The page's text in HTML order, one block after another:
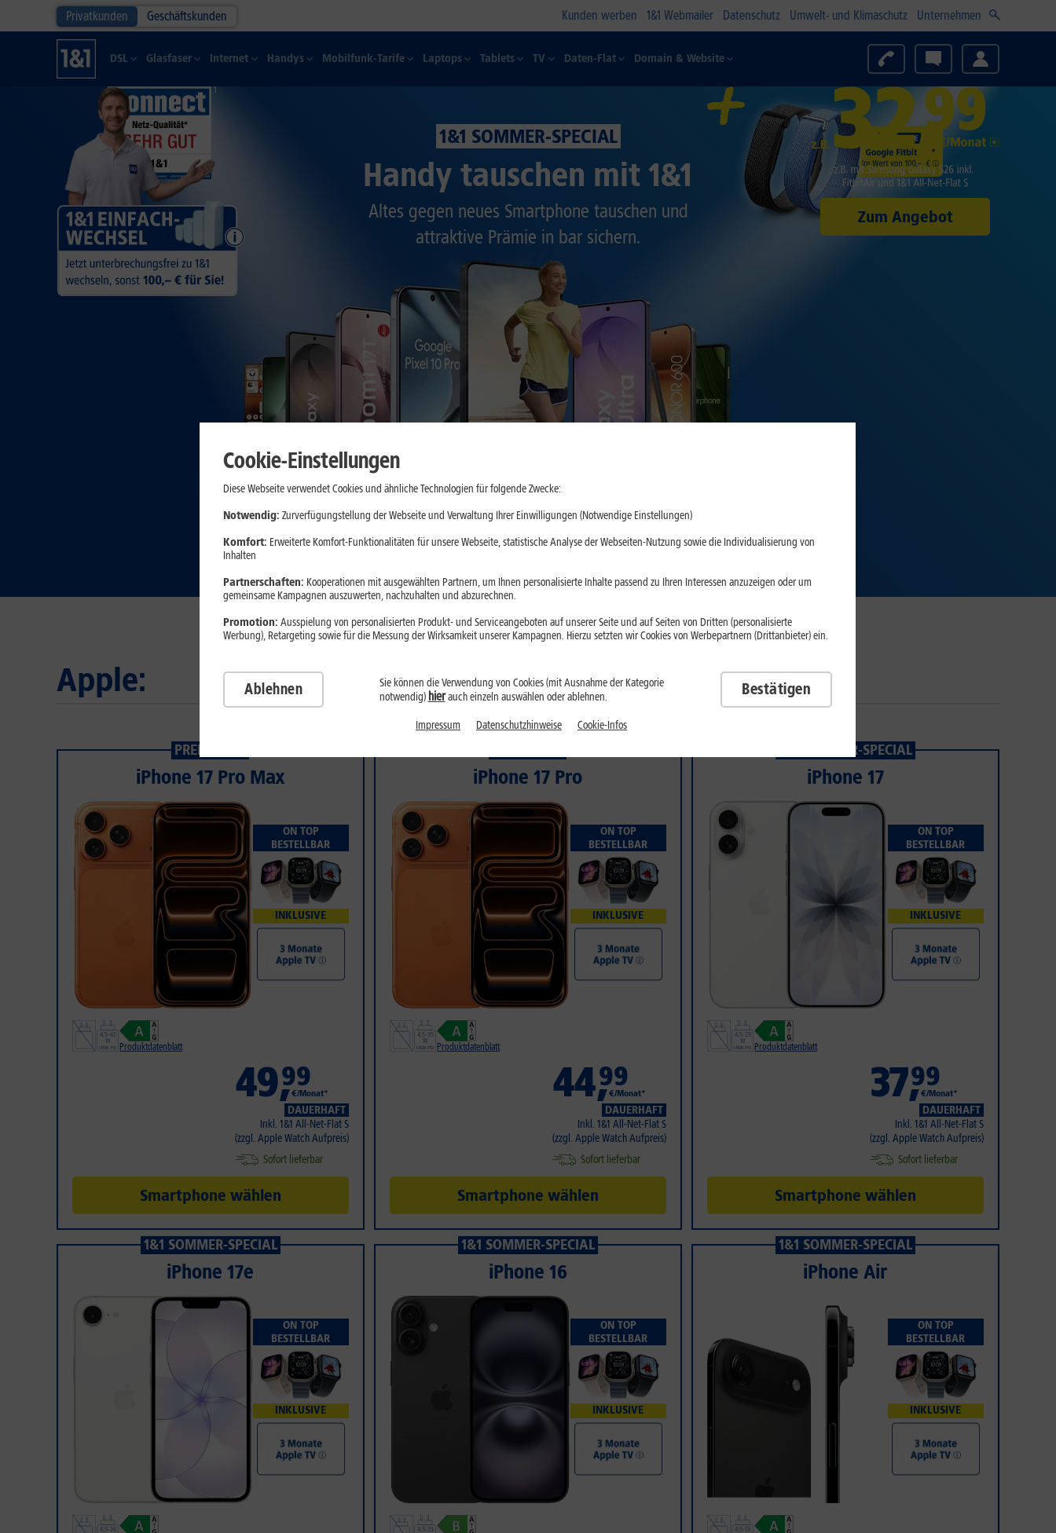
Privatkunden Geschäftskunden Kunden werben 1&1 Webmailer Datenschutz Umwelt- und Klimaschutz Unternehmen
DSL Glasfaser Internet Handys Mobilfunk-Tarife Laptops Tablets TV Daten-Flat Domain & Website
Zum Angebot
1&1 SOMMER-SPECIAL
Handy tauschen mit 1&1
Altes gegen neues Smartphone tauschen und
attraktive Prämie in bar sichern.
Apple:
PREISSTURZ
iPhone 17 Pro Max
ON TOP
BESTELLBAR
INKLUSIVE
Produktdatenblatt
49,99
€/Monat*
DAUERHAFT
Inkl. 1&1 All-Net-Flat S
(zzgl. Apple Watch Aufpreis)
Sofort lieferbar
Smartphone wählen
iPhone 17 Pro
ON TOP
BESTELLBAR
INKLUSIVE
Produktdatenblatt
44,99
€/Monat*
DAUERHAFT
Inkl. 1&1 All-Net-Flat S
(zzgl. Apple Watch Aufpreis)
Sofort lieferbar
Smartphone wählen
1&1 SOMMER-SPECIAL
iPhone 17
ON TOP
BESTELLBAR
INKLUSIVE
Produktdatenblatt
37,99
€/Monat*
DAUERHAFT
Inkl. 1&1 All-Net-Flat S
(zzgl. Apple Watch Aufpreis)
Sofort lieferbar
Smartphone wählen
1&1 SOMMER-SPECIAL
iPhone 17e
ON TOP
BESTELLBAR
INKLUSIVE
1&1 SOMMER-SPECIAL
iPhone 16
ON TOP
BESTELLBAR
INKLUSIVE
1&1 SOMMER-SPECIAL
iPhone Air
ON TOP
BESTELLBAR
INKLUSIVE
Cookie-Einstellungen
Diese Webseite verwendet Cookies und ähnliche Technologien für folgende Zwecke:
Notwendig: Zurverfügungstellung der Webseite und Verwaltung Ihrer Einwilligungen (Notwendige Einstellungen)
Komfort: Erweiterte Komfort-Funktionalitäten für unsere Webseite, statistische Analyse der Webseiten-Nutzung sowie die Individualisierung von
Inhalten
Partnerschaften: Kooperationen mit ausgewählten Partnern, um Ihnen personalisierte Inhalte passend zu Ihren Interessen anzuzeigen oder um
gemeinsame Kampagnen auszuwerten, nachzuhalten und abzurechnen.
Promotion: Ausspielung von personalisierten Produkt- und Serviceangeboten auf unserer Seite und auf Seiten von Dritten (personalisierte
Werbung), Retargeting sowie für die Messung der Wirksamkeit unserer Kampagnen. Hierzu setzten wir Cookies von Werbepartnern (Drittanbieter) ein.
Ablehnen
Sie können die Verwendung von Cookies (mit Ausnahme der Kategorie
notwendig) hierauch einzeln auswählen oder ablehnen. Bestätigen
Impressum Datenschutzhinweise Cookie-Infos